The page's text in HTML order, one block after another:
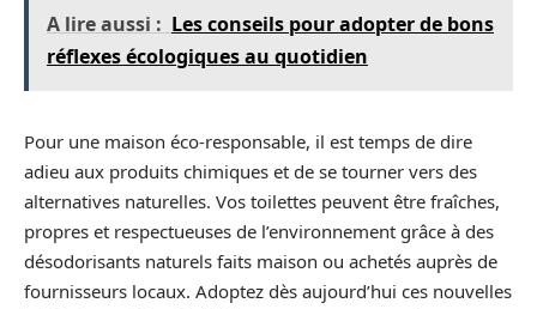
A lire aussi : Les conseils pour adopter de bons
réflexes écologiques au quotidien
Pour une maison éco-responsable, il est temps de dire
adieu aux produits chimiques et de se tourner vers des
alternatives naturelles. Vos toilettes peuvent être fraîches,
propres et respectueuses de l’environnement grâce à des
désodorisants naturels faits maison ou achetés auprès de
fournisseurs locaux. Adoptez dès aujourd’hui ces nouvelles